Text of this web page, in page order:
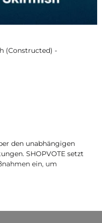
(Constructed) -
den unabhängigen
SHOPVOTE setzt
ein, um